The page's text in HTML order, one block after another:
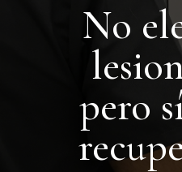
No
pero